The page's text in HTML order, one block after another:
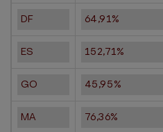
DF 64,91%
ES 152,71%
GO 45,95%
MA 76,36%